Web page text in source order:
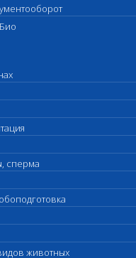
сперма
животных